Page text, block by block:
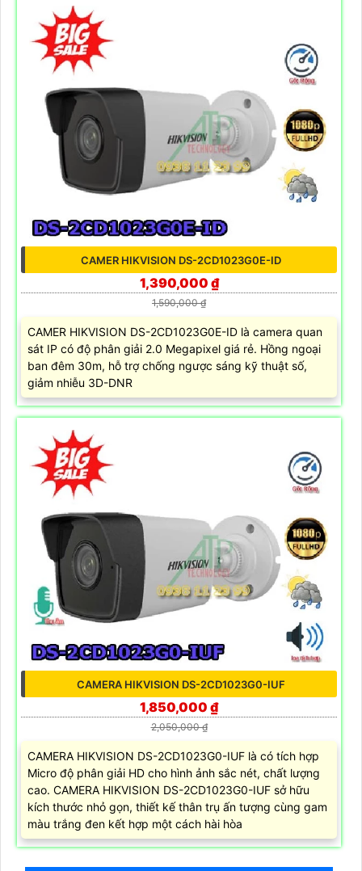
CAMER HIKVISION DS-2CD1023G0E-ID
1,390,000 ₫
1,590,000 ₫
CAMER HIKVISION DS-2CD1023G0E-ID là camera quan
sát IP có độ phân giải 2.0 Megapixel giá rẻ. Hồng ngoại
ban đêm 30m, hỗ trợ chống ngược sáng kỹ thuật số,
giảm nhiễu 3D-DNR
CAMERA HIKVISION DS-2CD1023G0-IUF
1,850,000 ₫
2,050,000 ₫
CAMERA HIKVISION DS-2CD1023G0-IUF là có tích hợp
Micro độ phân giải HD cho hình ảnh sắc nét, chất lượng
cao. CAMERA HIKVISION DS-2CD1023G0-IUF sở hữu
kích thước nhỏ gọn, thiết kế thân trụ ấn tượng cùng gam
màu trắng đen kết hợp một cách hài hòa